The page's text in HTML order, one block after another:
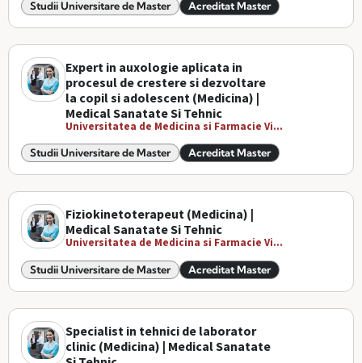
Studii Universitare de Master Acreditat Master
Expert in auxologie aplicata in
procesul de crestere si dezvoltare
la copil si adolescent (Medicina) |
Medical Sanatate Si Tehnic
Universitatea de Medicina si Farmacie Vi...
Studii Universitare de Master Acreditat Master
Fiziokinetoterapeut (Medicina) |
Medical Sanatate Si Tehnic
Universitatea de Medicina si Farmacie Vi...
Studii Universitare de Master Acreditat Master
Specialist in tehnici de laborator
clinic (Medicina) | Medical Sanatate